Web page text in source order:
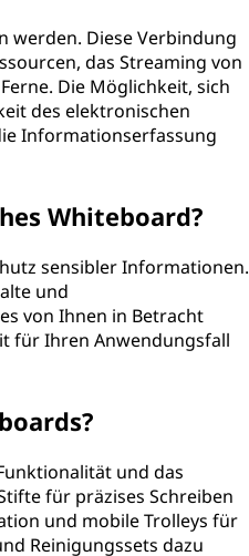
werden. Diese Verbindung
das Streaming von
Die Möglichkeit, sich
des elektronischen
Informationserfassung
Whiteboard?
sensibler Informationen.
und
von Ihnen in Betracht
für Ihren Anwendungsfall
und das
für präzises Schreiben
und mobile Trolleys für
Reinigungssets dazu